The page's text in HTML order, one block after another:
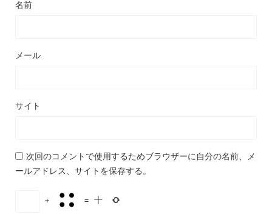
名前
メール
サイト
次回のコメントで使用するためブラウザーに自分の名前、メ
ールアドレス、サイトを保存する。
+ = 十